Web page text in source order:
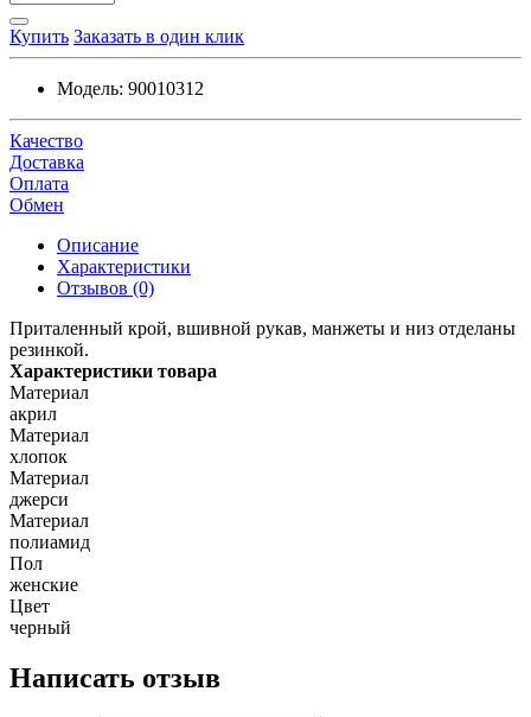
Купить Заказать в один клик
Модель: 90010312
Качество
Доставка
Оплата
Обмен
Описание
Характеристики
Отзывов (0)
Приталенный крой, вшивной рукав, манжеты и низ отделаны
резинкой.
Характеристики товара
Материал
акрил
Материал
хлопок
Материал
джерси
Материал
полиамид
Пол
женские
Цвет
черный
Написать отзыв